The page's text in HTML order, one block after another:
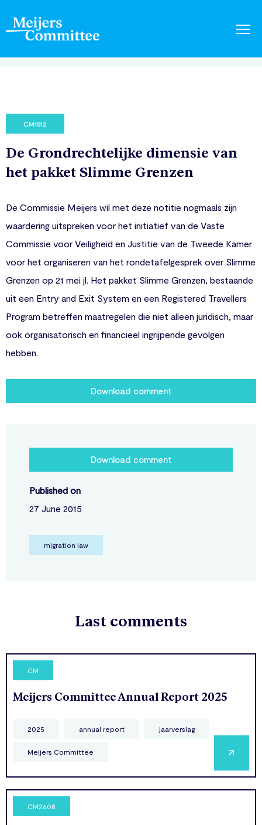
CM1512
De Grondrechtelijke dimensie van
het pakket Slimme Grenzen
De Commissie Meijers wil met deze notitie nogmaals zijn
waardering uitspreken voor het initiatief van de Vaste
Commissie voor Veiligheid en Justitie van de Tweede Kamer
voor het organiseren van het rondetafelgesprek over Slimme
Grenzen op 21 mei jl. Het pakket Slimme Grenzen, bestaande
uit een Entry and Exit System en een Registered Travellers
Program betreffen maatregelen die niet alleen juridisch, maar
ook organisatorisch en financieel ingrijpende gevolgen
hebben.
Download comment
Download comment
Published on
27 June 2015
migration law
Last comments
CM
Meijers Committee Annual Report 2025
2025 annual report jaarverslag
Meijers Committee
CM2608